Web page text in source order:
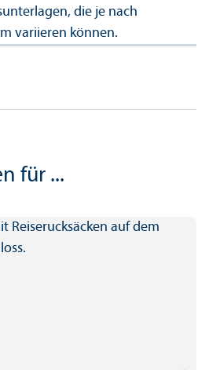
die je nach
variieren können.
für ...